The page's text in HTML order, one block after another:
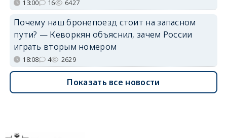
13:00 16 6427
Почему наш бронепоезд стоит на запасном
пути? — Кеворкян объяснил, зачем России
играть вторым номером
18:08 4 2629
Показать все новости